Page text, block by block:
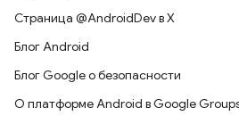
Страница @AndroidDev в X
Блог Android
Блог Google о безопасности
О платформе Android в Google